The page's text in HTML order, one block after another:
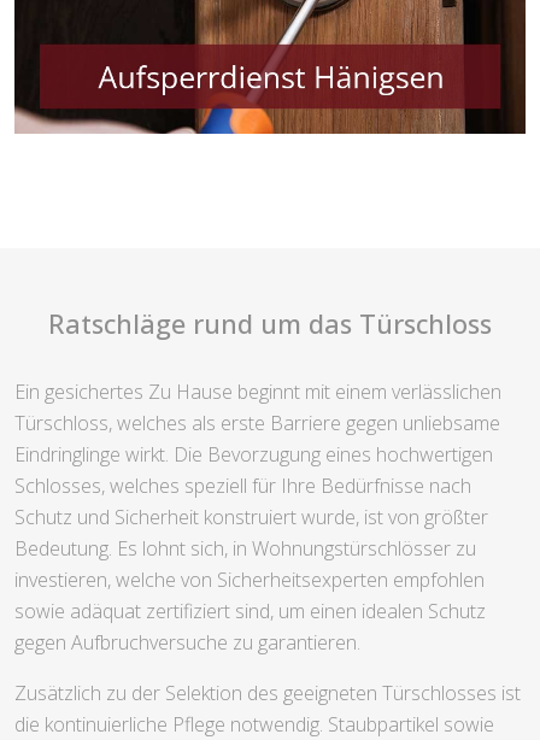
Ratschläge rund um das Türschloss
Ein gesichertes Zu Hause beginnt mit einem verlässlichen
Türschloss, welches als erste Barriere gegen unliebsame
Eindringlinge wirkt. Die Bevorzugung eines hochwertigen
Schlosses, welches speziell für Ihre Bedürfnisse nach
Schutz und Sicherheit konstruiert wurde, ist von größter
Bedeutung. Es lohnt sich, in Wohnungstürschlösser zu
investieren, welche von Sicherheitsexperten empfohlen
sowie adäquat zertifiziert sind, um einen idealen Schutz
gegen Aufbruchversuche zu garantieren.
Zusätzlich zu der Selektion des geeigneten Türschlosses ist
die kontinuierliche Pflege notwendig. Staubpartikel sowie